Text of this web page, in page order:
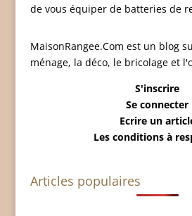
de vous équiper de batteries de
MaisonRangee.Com est un blog
ménage, la déco, le bricolage et
S'inscrire
Se connecter
Ecrire un
Les conditions à
Articles populaires